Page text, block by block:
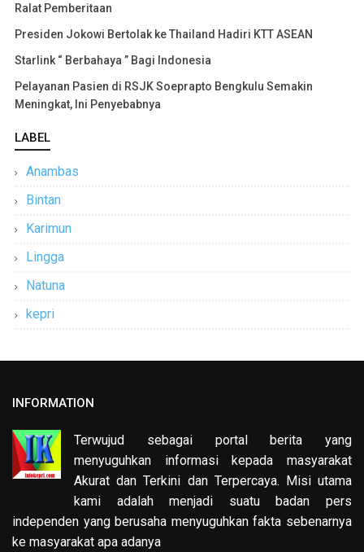
Ralat Pemberitaan
Presiden Jokowi Bertolak ke Thailand Hadiri KTT ASEAN
Starlink “ Berbahaya ” Bagi Indonesia
Pelayanan Pasien di RSJK Soeprapto Bengkulu Semakin
Meningkat, Ini Penyebabnya
LABEL
Anambas
Bintan
Karimun
Lingga
Natuna
kepri
INFORMATION
Terwujud sebagai portal berita yang
menyuguhkan informasi kepada masyarakat
Akurat dan Terkini dan Terpercaya. Misi utama
kami adalah menjadi suatu badan pers
independen yang berusaha menyuguhkan fakta sebenarnya
ke masyarakat apa adanya